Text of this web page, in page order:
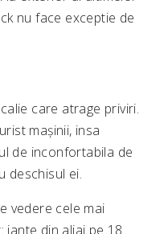
nu face exceptie de
care atrage priviri.
mașinii, insa
de inconfortabila de
deschisul ei.
vedere cele mai
din aliaj pe 18